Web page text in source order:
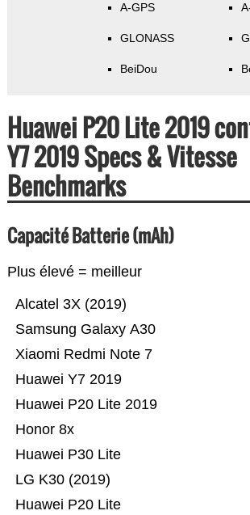
A-GPS
GLONASS
BeiDou
Huawei P20 Lite 2019
Y7 2019 Specs & Vitesse
Benchmarks
Capacité Batterie (mAh)
Plus élevé = meilleur
Huawei P20 Lite
LG K30 (2019)
Huawei P30 Lite
Honor 8x
Huawei P20 Lite 2019
Huawei Y7 2019
Xiaomi Redmi Note 7
Samsung Galaxy A30
Alcatel 3X (2019)